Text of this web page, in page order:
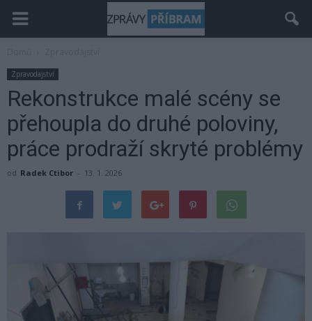
Zpravodajství
Rekonstrukce malé scény se
přehoupla do druhé poloviny,
práce prodraží skryté problémy
od Radek Ctibor - 13. 1. 2026